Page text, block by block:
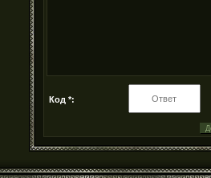
Код *: